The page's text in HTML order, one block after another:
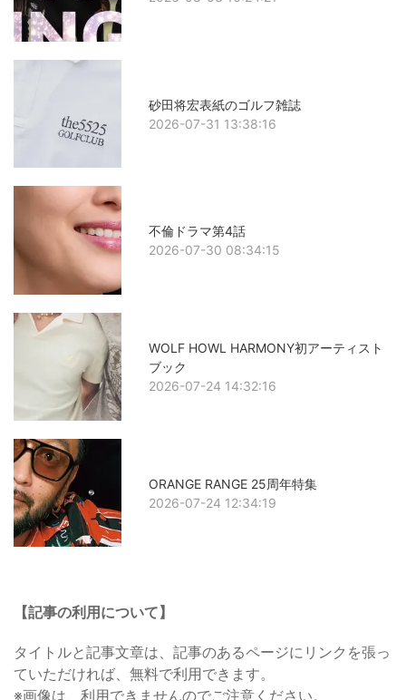
砂田将宏表紙のゴルフ雑誌
2026-07-31 13:38:16
不倫ドラマ第4話
2026-07-30 08:34:15
WOLF HOWL HARMONY初アーティスト
ブック
2026-07-24 14:32:16
ORANGE RANGE 25周年特集
2026-07-24 12:34:19
【記事の利用について】
タイトルと記事文章は、記事のあるページにリンクを張っ
ていただければ、無料で利用できます。
※画像は、利用できませんのでご注意ください。